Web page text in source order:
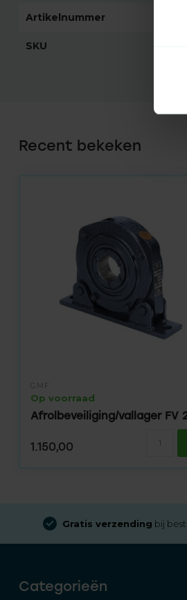
Artikelnummer
SKU
Recent bekeken
GMF
Op voorraad
Afrolbeveiliging/vallager FV
1.150,00
Gratis verzending bij
Categorieën